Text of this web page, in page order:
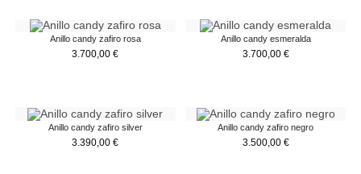
Anillo candy zafiro rosa
3.700,00€
Anillo candy esmeralda
3.700,00 €
Anillo candy zafiro silver
3.390,00€
Anillo candy zafiro negro
3.500,00 €